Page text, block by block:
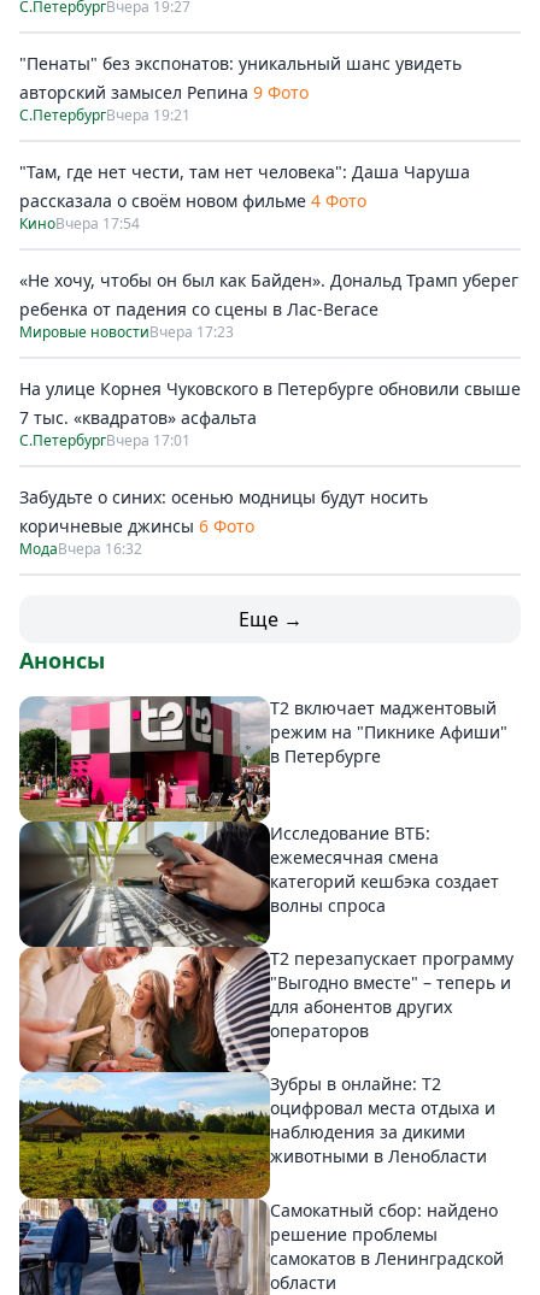
С.ПетербургВчера 19:27
"Пенаты" без экспонатов: уникальный шанс увидеть
авторский замысел Репина 9 Фото
С.ПетербургВчера 19:21
"Там, где нет чести, там нет человека": Даша Чаруша
рассказала о своём новом фильме 4 Фото
КиноВчера 17:54
«Не хочу, чтобы он был как Байден». Дональд Трамп уберег
ребенка от падения со сцены в Лас-Вегасе
Мировые новостиВчера 17:23
На улице Корнея Чуковского в Петербурге обновили свыше
7 тыс. «квадратов» асфальта
С.ПетербургВчера 17:01
Забудьте о синих: осенью модницы будут носить
коричневые джинсы 6 Фото
МодаВчера 16:32
Еще →
Анонсы
Т2 включает маджентовый
режим на "Пикнике Афиши"
в Петербурге
Исследование ВТБ:
ежемесячная смена
категорий кешбэка создает
волны спроса
Т2 перезапускает программу
"Выгодно вместе" – теперь и
для абонентов других
операторов
Зубры в онлайне: Т2
оцифровал места отдыха и
наблюдения за дикими
животными в Ленобласти
Самокатный сбор: найдено
решение проблемы
самокатов в Ленинградской
области